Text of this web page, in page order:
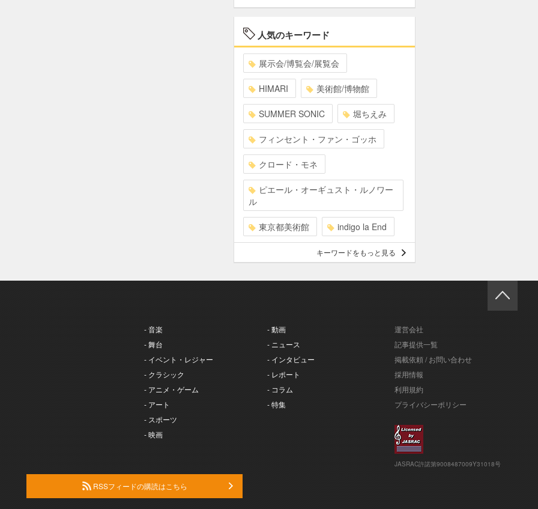
人気のキーワード
展示会/博覧会/展覧会
HIMARI 美術館/博物館
SUMMER SONIC 堀ちえみ
フィンセント・ファン・ゴッホ
クロード・モネ
ピエール・オーギュスト・ルノワー
ル
東京都美術館 indigo la End
キーワードをもっと見る
- 音楽
- 舞台
- イベント・レジャー
- クラシック
- アニメ・ゲーム
- アート
- スポーツ
- 映画
- 動画
- ニュース
- インタビュー
- レポート
- コラム
- 特集
運営会社
記事提供一覧
掲載依頼 / お問い合わせ
採用情報
利用規約
プライバシーポリシー
JASRAC許諾第9008487009Y31018号
RSSフィードの購読はこちら